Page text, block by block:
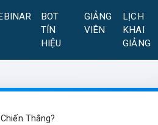
BOT
TÍN
HIỆU
GIẢNG
VIÊN
LỊCH
KHAI
GIẢNG
Thắng?